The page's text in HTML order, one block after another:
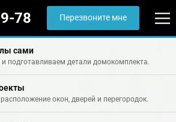
78 Перезвоните мне
сами
подготавливаем детали домокомплекта.
окон, дверей и перегородок.